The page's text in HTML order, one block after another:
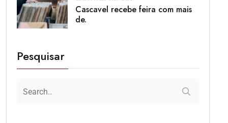
Cascavel recebe feira com mais
de.
Pesquisar